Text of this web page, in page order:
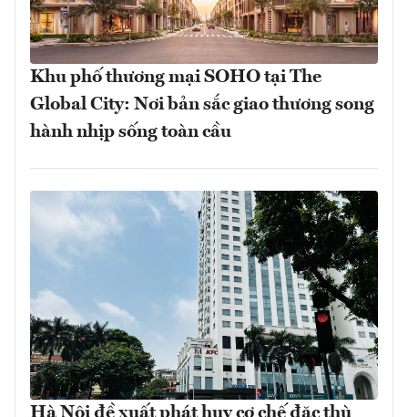
Khu phố thương mại SOHO tại The
Global City: Nơi bản sắc giao thương song
hành nhịp sống toàn cầu